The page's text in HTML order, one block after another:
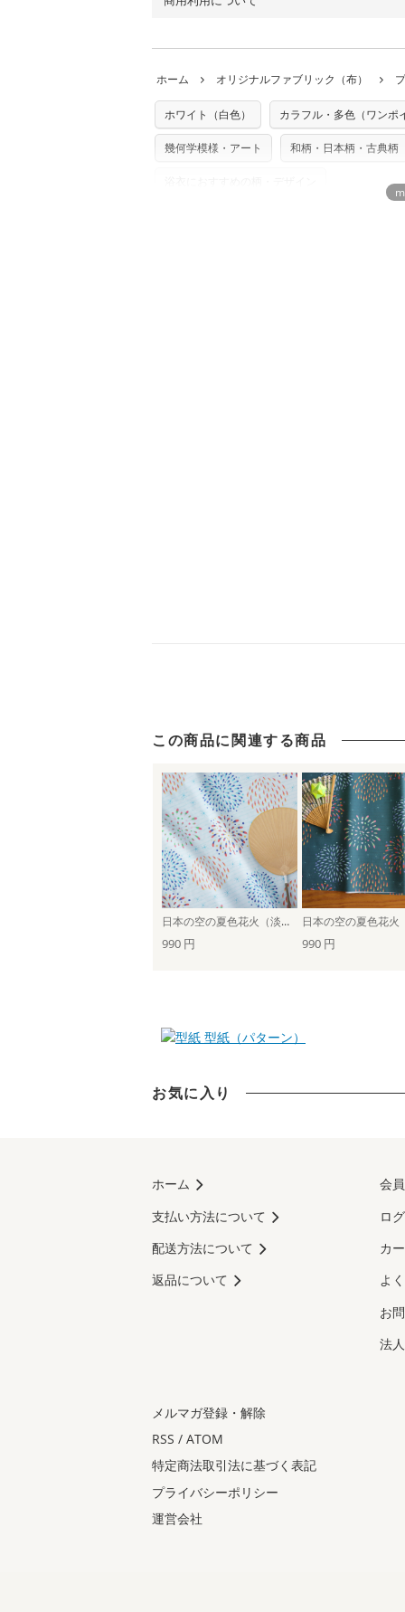
※カットを希望の方は備考欄に「50cmず
単位でのカットのみ）
◎ 各生地の詳細を見る
ります。
※万が一、検品時に不備が見つかった場
※土日祝は営業日に含まれません。
※配送日のご指定は承れません。出来上
・布はご注文後に注文数量のみをプリン
ていた色味と違う、などの理由での返品
返品・交換対象の基準について詳しくは
た記載も不要です。（製品化した際に起
店及びnunocoto fabricは一切の責任を負
※有料型紙（ホームソーイング型紙シリ
型紙は商用利用できませんのでご注意く
ホーム オリジナルファブリック（布）
ホワイト（白色） カラフル・多色（ワンポ
幾何学模様・アート 和柄・日本柄・古典柄
この商品に関連する商品
日本の空の夏色花火（淡水色）
990 円 990 円
型紙（パターン）
お気に入り
ホーム
支払い方法について
配送方法について
返品について
会
ロ
カ
よ
お
法
メルマガ登録・解除
RSS / ATOM
特定商法取引法に基づく表記
プライバシーポリシー
運営会社